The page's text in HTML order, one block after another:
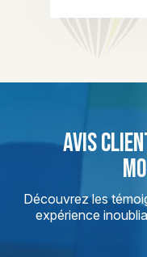
AVIS
Découvrez les
expérience